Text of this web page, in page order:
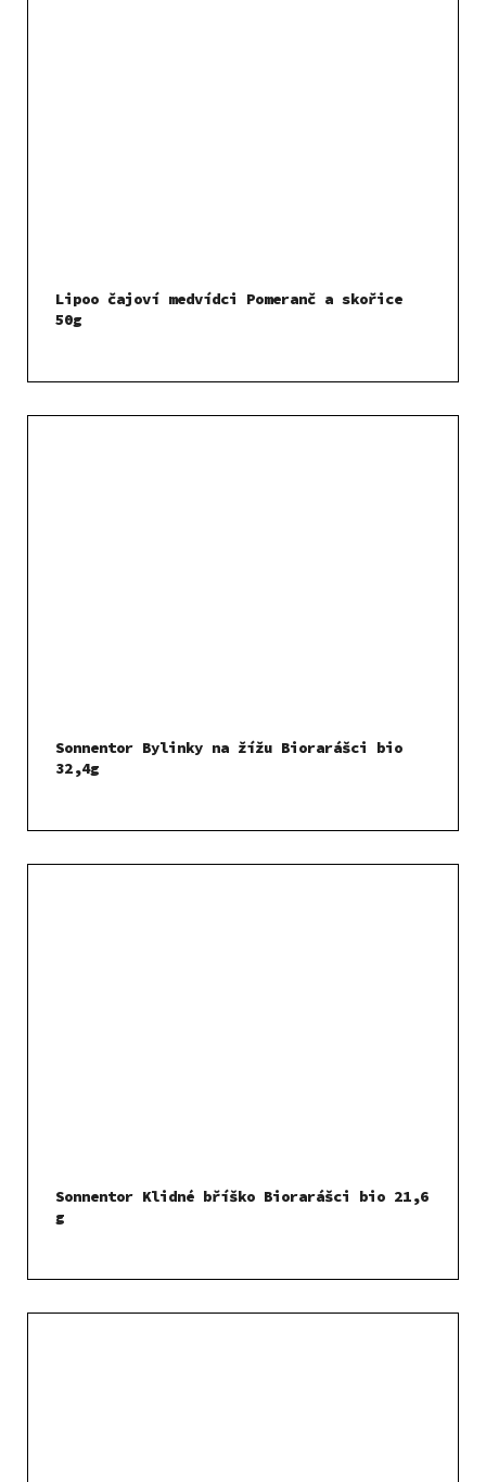
Lipoo čajoví medvídci Pomeranč a skořice
50g
Sonnentor Bylinky na žížu Biorarášci bio
32,4g
Sonnentor Klidné bříško Biorarášci bio 21,6
g